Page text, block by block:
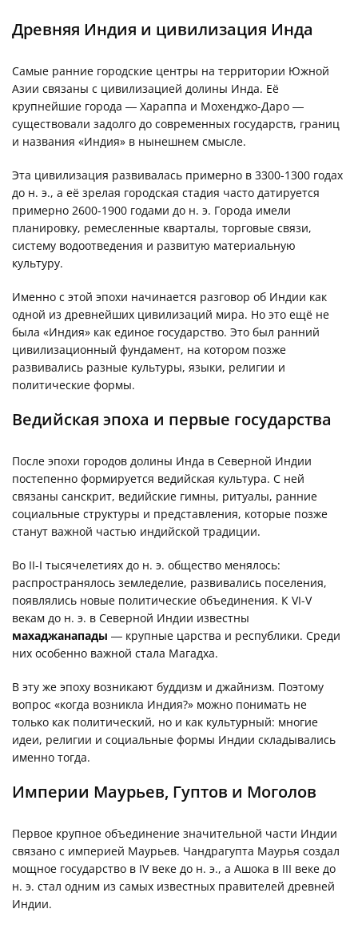
Древняя Индия и цивилизация Инда
Самые ранние городские центры на территории Южной
Азии связаны с цивилизацией долины Инда. Её
крупнейшие города — Хараппа и Мохенджо-Даро —
существовали задолго до современных государств, границ
и названия «Индия» в нынешнем смысле.
Эта цивилизация развивалась примерно в 3300-1300 годах
до н. э., а её зрелая городская стадия часто датируется
примерно 2600-1900 годами до н. э. Города имели
планировку, ремесленные кварталы, торговые связи,
систему водоотведения и развитую материальную
культуру.
Именно с этой эпохи начинается разговор об Индии как
одной из древнейших цивилизаций мира. Но это ещё не
была «Индия» как единое государство. Это был ранний
цивилизационный фундамент, на котором позже
развивались разные культуры, языки, религии и
политические формы.
Ведийская эпоха и первые государства
После эпохи городов долины Инда в Северной Индии
постепенно формируется ведийская культура. С ней
связаны санскрит, ведийские гимны, ритуалы, ранние
социальные структуры и представления, которые позже
станут важной частью индийской традиции.
Во II-I тысячелетиях до н. э. общество менялось:
распространялось земледелие, развивались поселения,
появлялись новые политические объединения. К VI-V
векам до н. э. в Северной Индии известны
махаджанапады — крупные царства и республики. Среди
них особенно важной стала Магадха.
В эту же эпоху возникают буддизм и джайнизм. Поэтому
вопрос «когда возникла Индия?» можно понимать не
только как политический, но и как культурный: многие
идеи, религии и социальные формы Индии складывались
именно тогда.
Империи Маурьев, Гуптов и Моголов
Первое крупное объединение значительной части Индии
связано с империей Маурьев. Чандрагупта Маурья создал
мощное государство в IV веке до н. э., а Ашока в III веке до
н. э. стал одним из самых известных правителей древней
Индии.